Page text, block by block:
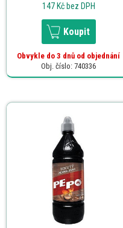
147 Kč bez DPH
Koupit
Obvykle do 3 dnů od objednání
Obj. číslo: 740336